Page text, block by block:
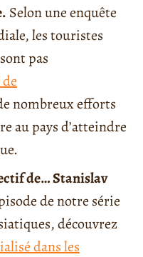
Selon une enquête
les touristes
pas
nombreux efforts
au pays d’atteindre
de… Stanislav
de notre série
découvrez
dans les